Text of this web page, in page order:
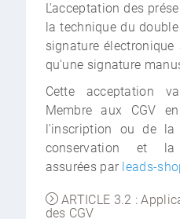
L'acceptation des
la technique du
signature
qu'une signature
Cette acceptation
Membre aux CGV
l'inscription ou de
conservation et
assurées par leads-
ARTICLE 3.2 :
des CGV